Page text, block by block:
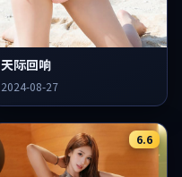
天际回响
2024-08-27
6.6